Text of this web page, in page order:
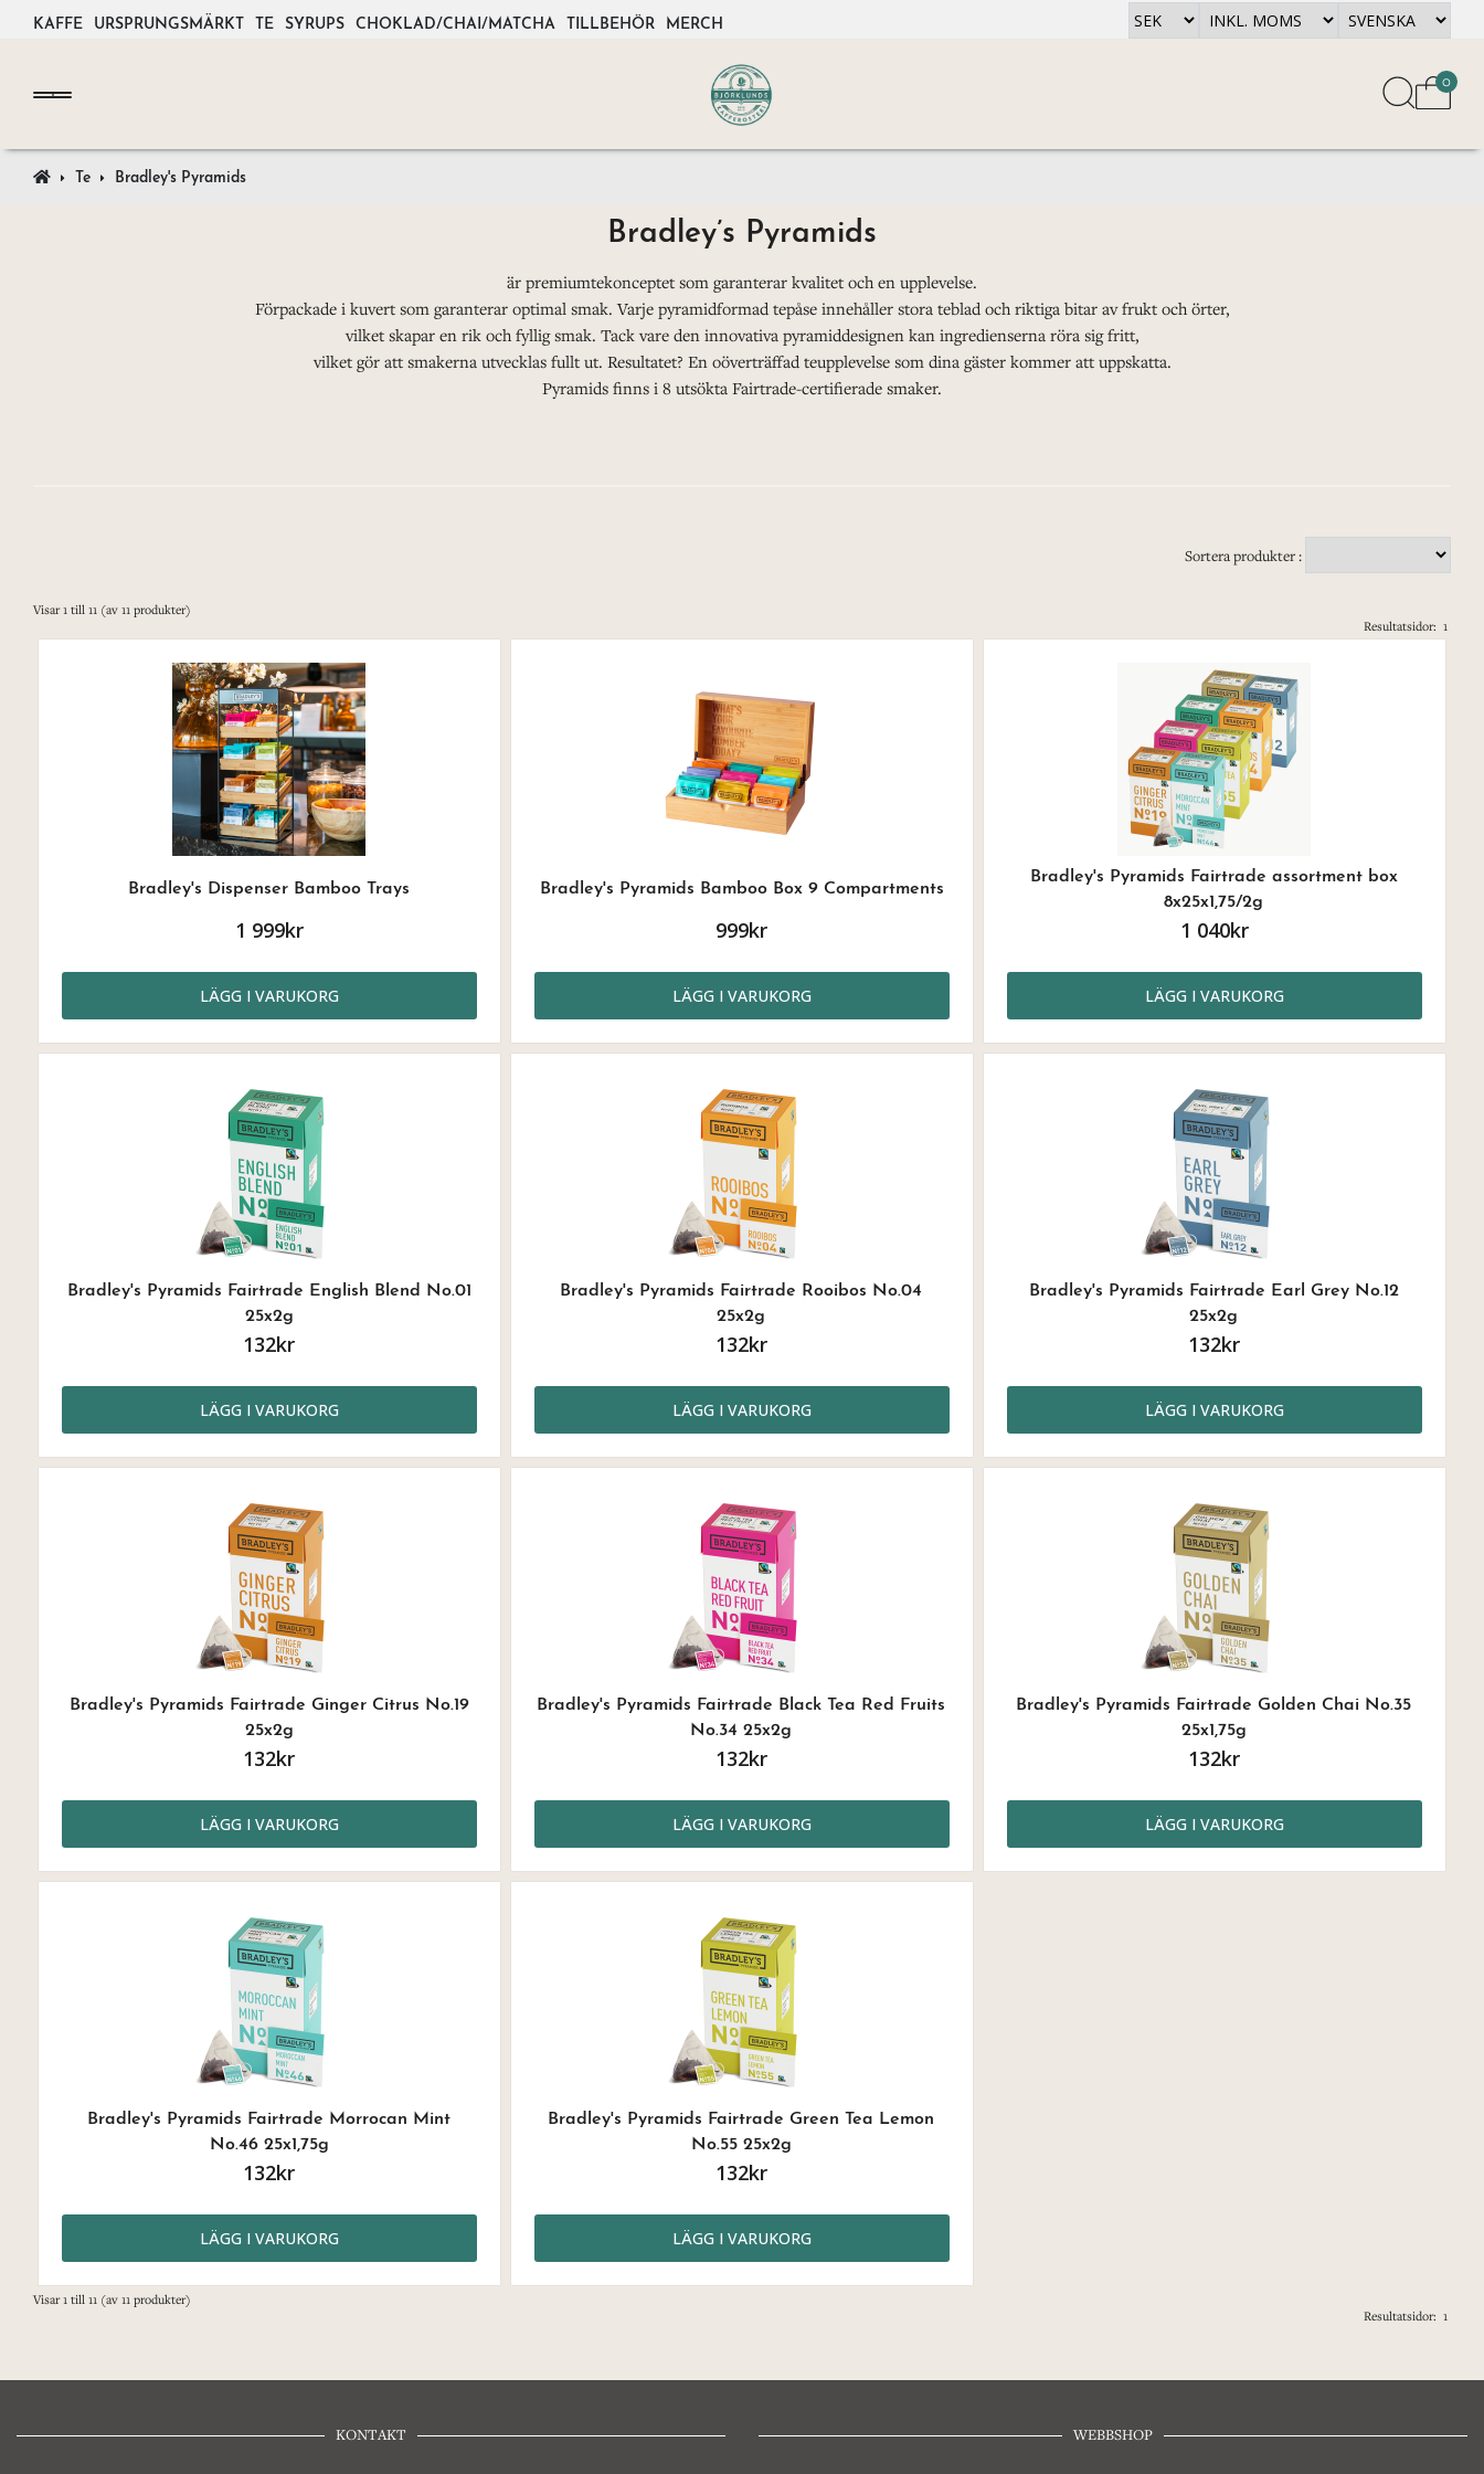
KAFFE URSPRUNGSMÄRKT TE SYRUPS CHOKLAD/CHAI/MATCHA TILLBEHÖR MERCH
0
Te Bradley's Pyramids
Bradley’s Pyramids
är premiumtekonceptet som garanterar kvalitet och en upplevelse.
Förpackade i kuvert som garanterar optimal smak. Varje pyramidformad tepåse innehåller stora teblad och riktiga bitar av frukt och örter,
vilket skapar en rik och fyllig smak. Tack vare den innovativa pyramiddesignen kan ingredienserna röra sig fritt,
vilket gör att smakerna utvecklas fullt ut. Resultatet? En oöverträffad teupplevelse som dina gäster kommer att uppskatta.
Pyramids finns i 8 utsökta Fairtrade-certifierade smaker.
Sortera produkter :
Visar1 till 11 (av 11 produkter)
Resultatsidor: 1
Bradley's Dispenser Bamboo Trays
1 999kr
LÄGG I VARUKORG
Bradley's Pyramids Bamboo Box 9 Compartments
999kr
LÄGG I VARUKORG
Bradley's Pyramids Fairtrade assortment box
8x25x1,75/2g
1 040kr
LÄGG I VARUKORG
Bradley's Pyramids Fairtrade English Blend No.01
25x2g
132kr
LÄGG I VARUKORG
Bradley's Pyramids Fairtrade Rooibos No.04
25x2g
132kr
LÄGG I VARUKORG
Bradley's Pyramids Fairtrade Earl Grey No.12
25x2g
132kr
LÄGG I VARUKORG
Bradley's Pyramids Fairtrade Ginger Citrus No.19
25x2g
132kr
LÄGG I VARUKORG
Bradley's Pyramids Fairtrade Black Tea Red Fruits
No.34 25x2g
132kr
LÄGG I VARUKORG
Bradley's Pyramids Fairtrade Golden Chai No.35
25x1,75g
132kr
LÄGG I VARUKORG
Bradley's Pyramids Fairtrade Morrocan Mint
No.46 25x1,75g
132kr
LÄGG I VARUKORG
Bradley's Pyramids Fairtrade Green Tea Lemon
No.55 25x2g
132kr
LÄGG I VARUKORG
Visar1 till 11 (av 11 produkter)
Resultatsidor: 1
KONTAKT WEBBSHOP